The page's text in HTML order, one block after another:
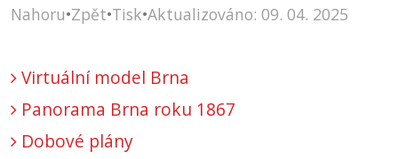
Nahoru•Zpět•Tisk•Aktualizováno: 09. 04. 2025
Virtuální model Brna
Panorama Brna roku 1867
Dobové plány